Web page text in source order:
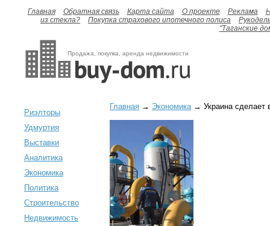
Главная Обратная связь Карта сайта О проекте Реклама
из стекла?
Покупка страхового ипотечного полиса
"Таганские
Продажа, покупка, аренда недвижимости
Риэлторы
Удмуртия
Выставки
Аналитика
Экономика
Политика
Строительство
Недвижимость
Главная → Экономика→ Украина сделает